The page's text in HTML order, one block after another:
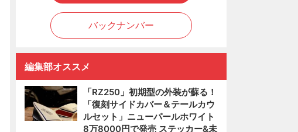
バックナンバー
編集部オススメ
「RZ250」初期型の外装が蘇る！
「復刻サイドカバー＆テールカウ
ルセット」ニューパールホワイト
8万8000円で発売 ステッカー&未